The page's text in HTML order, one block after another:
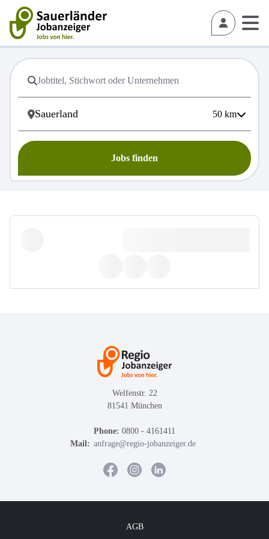
50 km
Jobs finden
Welfenstr. 22
81541 München
Phone: 0800 - 4161411
Mail: anfrage@regio-jobanzeiger.de
AGB